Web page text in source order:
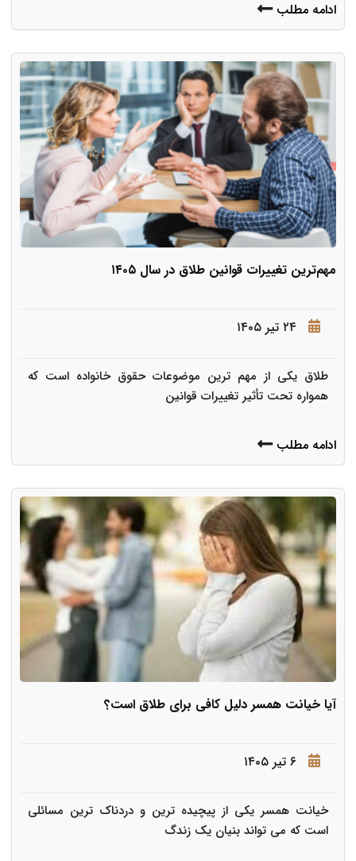
ادامه مطلب
مهم‌ترین تغییرات قوانین طلاق در سال ۱۴۰۵
۲۴ تیر ۱۴۰۵
طلاق یکی از مهم ترین موضوعات حقوق خانواده است که
همواره تحت تأثیر تغییرات قوانین
ادامه مطلب
آیا خیانت همسر دلیل کافی برای طلاق است؟
۶ تیر ۱۴۰۵
خیانت همسر یکی از پیچیده ترین و دردناک ترین مسائلی
است که می تواند بنیان یک زندگ